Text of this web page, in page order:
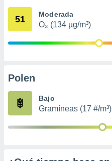
mediante
publicidad
de
51 Moderada
O₃ (134 µg/m³)
Polen
Bajo
Gramíneas (17 #/m³)